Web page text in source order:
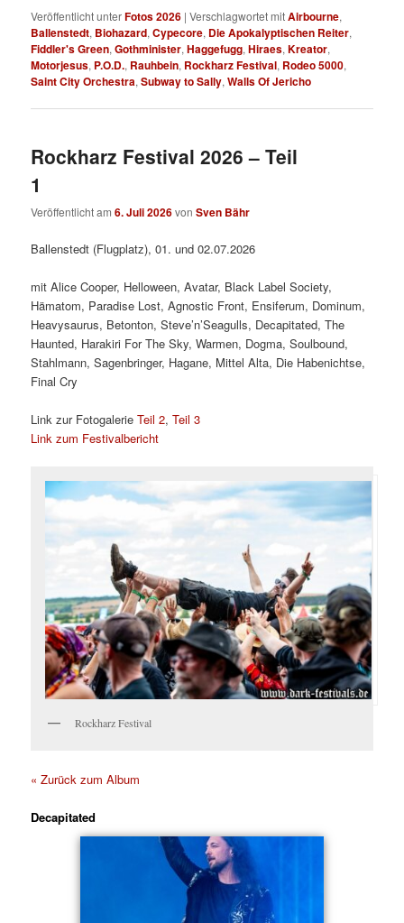
Veröffentlicht unterFotos 2026 |Verschlagwortet mitAirbourne,
Ballenstedt, Biohazard,Cypecore, Die Apokalyptischen Reiter,
Fiddler's Green,Gothminister,Haggefugg,Hiraes,Kreator,
Motorjesus, P.O.D., Rauhbein, Rockharz Festival, Rodeo 5000,
Saint City Orchestra,Subway to Sally,Walls Of Jericho
Rockharz Festival 2026 – Teil
1
Veröffentlicht am6. Juli 2026vonSven Bähr
Ballenstedt (Flugplatz), 01. und 02.07.2026
mit Alice Cooper, Helloween, Avatar, Black Label Society,
Hämatom, Paradise Lost, Agnostic Front, Ensiferum, Dominum,
Heavysaurus, Betonton, Steve’n’Seagulls, Decapitated, The
Haunted, Harakiri For The Sky, Warmen, Dogma, Soulbound,
Stahlmann, Sagenbringer, Hagane, Mittel Alta, Die Habenichtse,
Final Cry
Link zur FotogalerieTeil 2,Teil 3
Link zum Festivalbericht
Rockharz Festival
« Zurück zum Album
Decapitated